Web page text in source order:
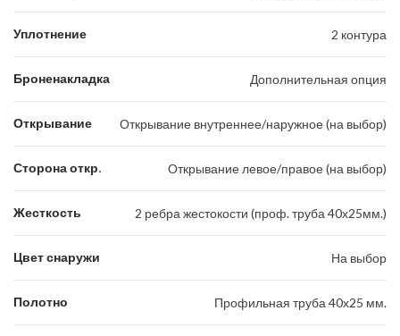
Уплотнение 2 контура
Броненакладка Дополнительная опция
Открывание Открывание внутреннее/наружное (на выбор)
Сторона откр. Открывание левое/правое (на выбор)
Жесткость 2 ребра жестокости (проф. труба 40х25мм.)
Цвет снаружи На выбор
Полотно Профильная труба 40х25 мм.